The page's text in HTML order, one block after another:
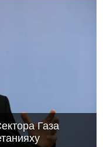
Газа